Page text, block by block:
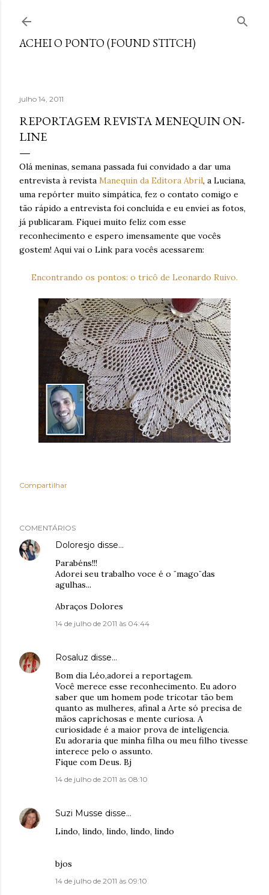
ACHEI O PONTO (FOUND STITCH)
julho 14, 2011
REPORTAGEM REVISTA MENEQUIN ON-
LINE
Olá meninas, semana passada fui convidado a dar uma
entrevista à revista Manequin da Editora Abril, a Luciana,
uma repórter muito simpática, fez o contato comigo e
tão rápido a entrevista foi concluída e eu enviei as fotos,
já publicaram. Fiquei muito feliz com esse
reconhecimento e espero imensamente que vocês
gostem! Aqui vai o Link para vocês acessarem:
Encontrando os pontos: o tricô de Leonardo Ruivo.
Compartilhar
COMENTÁRIOS
Doloresjo disse…
Parabéns!!!
Adorei seu trabalho voce é o ¨mago¨das
agulhas...
Abraços Dolores
14 de julho de 2011 às 04:44
Rosaluz disse…
Bom dia Léo,adorei a reportagem.
Você merece esse reconhecimento. Eu adoro
saber que um homem pode tricotar tão bem
quanto as mulheres, afinal a Arte só precisa de
mãos caprichosas e mente curiosa. A
curiosidade é a maior prova de inteligencia.
Eu adoraria que minha filha ou meu filho tivesse
interece pelo o assunto.
Fique com Deus. Bj
14 de julho de 2011 às 08:10
Suzi Musse disse…
Lindo, lindo, lindo, lindo, lindo
bjos
14 de julho de 2011 às 09:10